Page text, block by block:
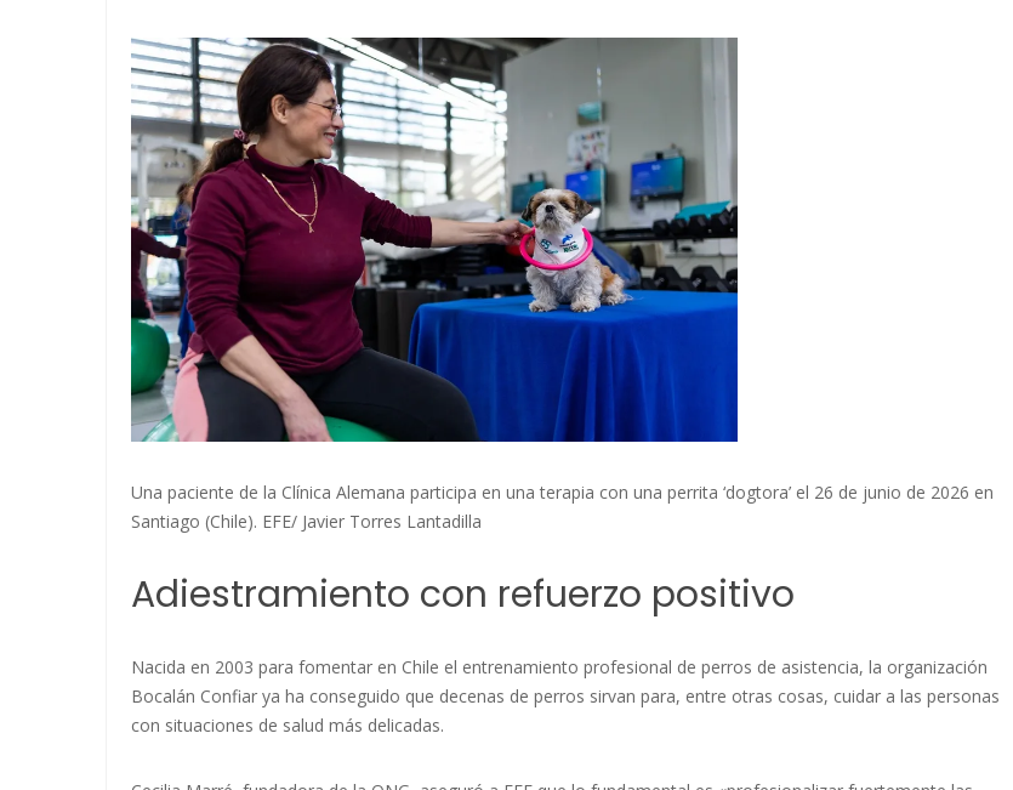
Una paciente de la Clínica Alemana participa en una terapia con una perrita ‘dogtora’ el 26 de junio de 2026 en
Santiago (Chile). EFE/ Javier Torres Lantadilla
Adiestramiento con refuerzo positivo
Nacida en 2003 para fomentar en Chile el entrenamiento profesional de perros de asistencia, la organización
Bocalán Confiar ya ha conseguido que decenas de perros sirvan para, entre otras cosas, cuidar a las personas
con situaciones de salud más delicadas.